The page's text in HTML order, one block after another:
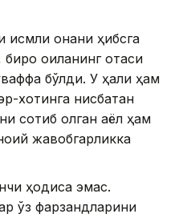
исмли онани ҳибсга
оиланинг отаси
бўлди. У ҳали ҳам
хотинга нисбатан
сотиб олган аёл ҳам
жавобгарликка
ҳодиса эмас.
ўз фарзандларини